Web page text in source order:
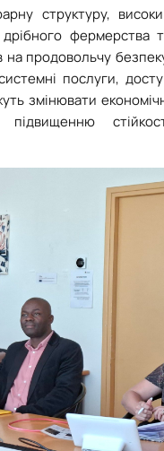
структуру,
фермерства
на продовольчу
послуги,
змінювати